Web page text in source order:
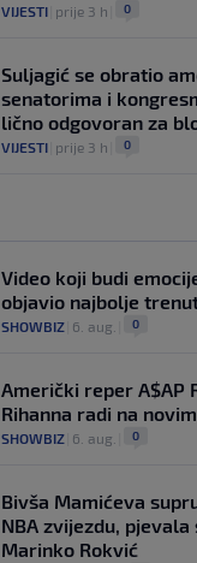
VIJESTI prije 3 h 0
Suljagić se obratio
senatorima i
lično odgovoran za
VIJESTI prije 3 h 0
Video koji budi
objavio najbolje
SHOWBIZ 6. aug. 0
Američki reper A$AP
Rihanna radi na
SHOWBIZ 6. aug. 0
Bivša Mamićeva
NBA zvijezdu, pjevala
Marinko Rokvić